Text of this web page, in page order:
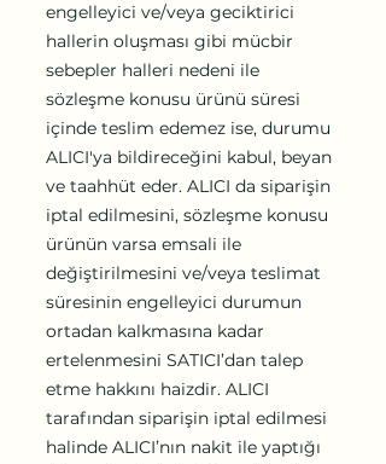
engelleyici ve/veya geciktirici
hallerin oluşması gibi mücbir
sebepler halleri nedeni ile
sözleşme konusu ürünü süresi
içinde teslim edemez ise, durumu
ALICI'ya bildireceğini kabul, beyan
ve taahhüt eder. ALICI da siparişin
iptal edilmesini, sözleşme konusu
ürünün varsa emsali ile
değiştirilmesini ve/veya teslimat
süresinin engelleyici durumun
ortadan kalkmasına kadar
ertelenmesini SATICI’dan talep
etme hakkını haizdir. ALICI
tarafından siparişin iptal edilmesi
halinde ALICI’nın nakit ile yaptığı